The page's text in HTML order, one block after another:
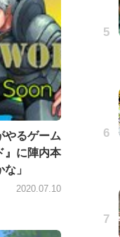
やるゲーム
』に陣内本
」
2020.07.10